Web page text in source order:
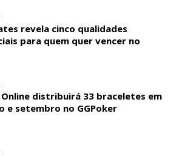
revela cinco qualidades
para quem quer vencer no
Online distribuirá 33 braceletes em
e setembro no GGPoker